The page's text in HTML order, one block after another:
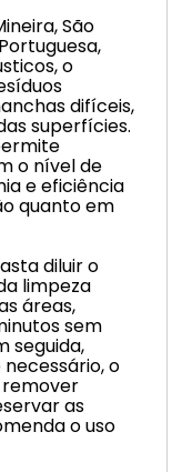
São
o
difíceis,
superfícies.
o nível de
e eficiência
quanto em
diluir o
limpeza
áreas,
sem
seguida,
o
as
o uso